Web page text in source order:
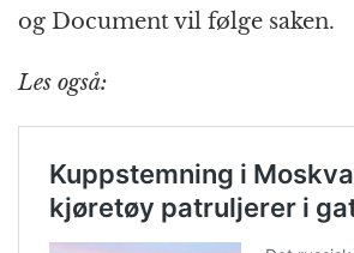
og Document vil følge saken.
Les også: